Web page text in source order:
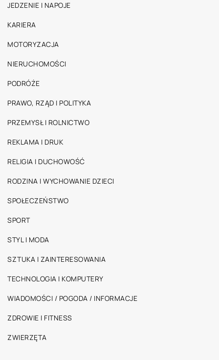
JEDZENIE I NAPOJE
KARIERA
MOTORYZACJA
NIERUCHOMOŚCI
PODRÓŻE
PRAWO, RZĄD I POLITYKA
PRZEMYSŁ I ROLNICTWO
REKLAMA I DRUK
RELIGIA I DUCHOWOŚĆ
RODZINA I WYCHOWANIE DZIECI
SPOŁECZEŃSTWO
SPORT
STYL I MODA
SZTUKA I ZAINTERESOWANIA
TECHNOLOGIA I KOMPUTERY
WIADOMOŚCI / POGODA / INFORMACJE
ZDROWIE I FITNESS
ZWIERZĘTA